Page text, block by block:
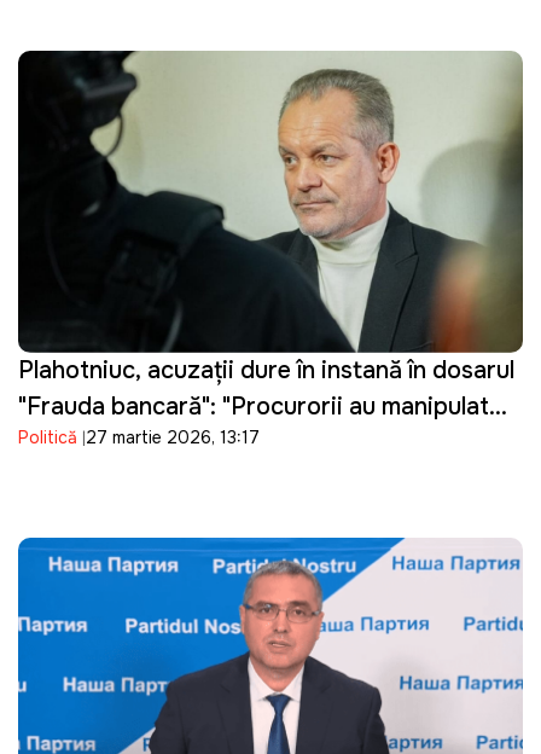
Plahotniuc, acuzații dure în instanță în dosarul
"Frauda bancară": "Procurorii au manipulat
probele"
Politică 27 martie 2026, 13:17